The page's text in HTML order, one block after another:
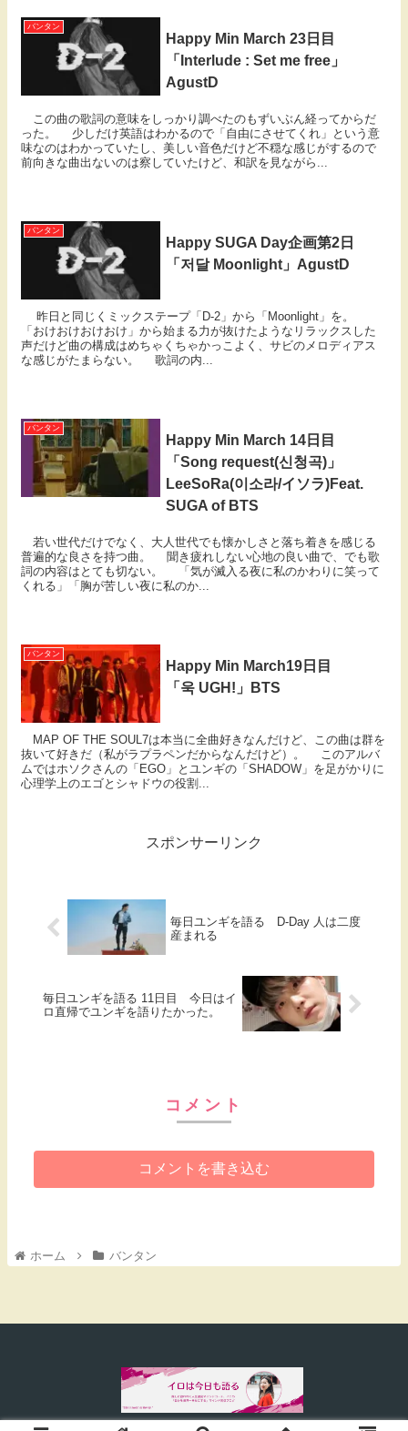
バンタン
Happy Min March 23日目
「Interlude : Set me free」
AgustD
この曲の歌詞の意味をしっかり調べたのもずいぶん経ってからだ
った。 少しだけ英語はわかるので「自由にさせてくれ」という意
味なのはわかっていたし、美しい音色だけど不穏な感じがするので
前向きな曲出ないのは察していたけど、和訳を見ながら...
バンタン
Happy SUGA Day企画第2日
「저달 Moonlight」AgustD
昨日と同じくミックステープ「D-2」から「Moonlight」を。
「おけおけおけおけ」から始まる力が抜けたようなリラックスした
声だけど曲の構成はめちゃくちゃかっこよく、サビのメロディアス
な感じがたまらない。 歌詞の内...
バンタン
Happy Min March 14日目
「Song request(신청곡)」
LeeSoRa(이소라/イソラ)Feat.
SUGA of BTS
若い世代だけでなく、大人世代でも懐かしさと落ち着きを感じる
普遍的な良さを持つ曲。 聞き疲れしない心地の良い曲で、でも歌
詞の内容はとても切ない。 「気が滅入る夜に私のかわりに笑って
くれる」「胸が苦しい夜に私のか...
バンタン
Happy Min March19日目
「욱 UGH!」BTS
MAP OF THE SOUL7は本当に全曲好きなんだけど、この曲は群を
抜いて好きだ（私がラプラペンだからなんだけど）。 このアルバ
ムではホソクさんの「EGO」とユンギの「SHADOW」を足がかりに
心理学上のエゴとシャドウの役割...
スポンサーリンク
毎日ユンギを語る D-Day 人は二度
産まれる
毎日ユンギを語る 11日目 今日はイ
ロ直帰でユンギを語りたかった。
コメント
コメントを書き込む
ホーム バンタン